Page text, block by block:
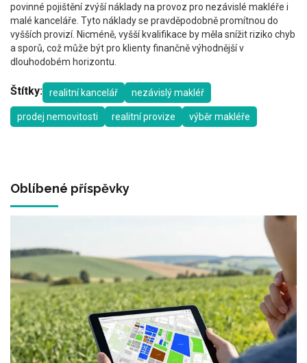
povinné pojištění zvýší náklady na provoz pro nezávislé makléře i
malé kanceláře. Tyto náklady se pravděpodobně promítnou do
vyšších provizí. Nicméně, vyšší kvalifikace by měla snížit riziko chyb
a sporů, což může být pro klienty finančně výhodnější v
dlouhodobém horizontu.
Štítky: realitní kancelář nezávislý makléř
prodej nemovitosti realitní provize výběr makléře
Oblíbené příspěvky